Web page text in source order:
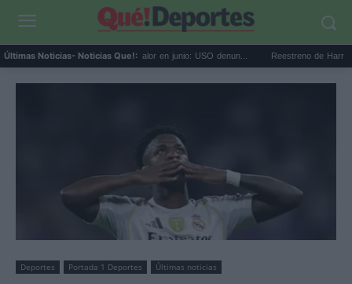
Últimas Noticias- Noticias Que!:
65 muertes laborales por calor en junio: USO denun... Reestreno de Harry Potter:
Deportes Portada 1 Deportes Últimas noticias